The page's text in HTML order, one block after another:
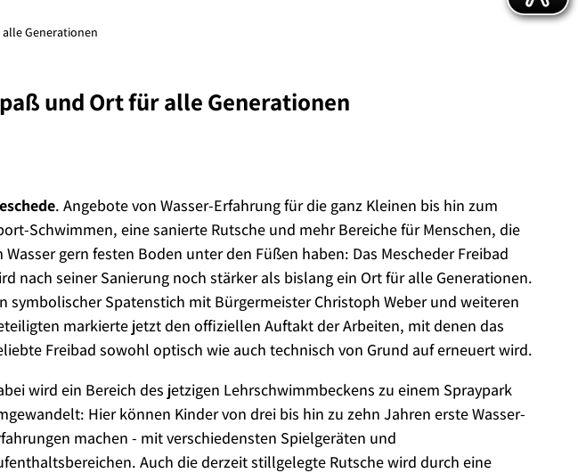
alle Generationen
und Ort für alle Generationen
. Angebote von Wasser-Erfahrung für die ganz Kleinen bis hin zum
Schwimmen, eine sanierte Rutsche und mehr Bereiche für Menschen, die
Wasser gern festen Boden unter den Füßen haben: Das Mescheder Freibad
nach seiner Sanierung noch stärker als bislang ein Ort für alle Generationen.
symbolischer Spatenstich mit Bürgermeister Christoph Weber und weiteren
markierte jetzt den offiziellen Auftakt der Arbeiten, mit denen das
Freibad sowohl optisch wie auch technisch von Grund auf erneuert wird.
wird ein Bereich des jetzigen Lehrschwimmbeckens zu einem Spraypark
Hier können Kinder von drei bis hin zu zehn Jahren erste Wasser-
machen - mit verschiedensten Spielgeräten und
Auch die derzeit stillgelegte Rutsche wird durch eine